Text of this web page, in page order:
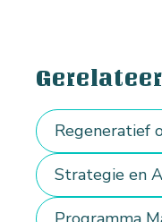
Regeneratief
Strategie en